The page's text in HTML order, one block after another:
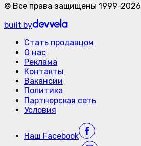
© Все права защищены 1999-2026
built by
Стать продавцом
О нас
Реклама
Контакты
Вакансии
Политика
Партнерская сеть
Условия
Наш Facebook